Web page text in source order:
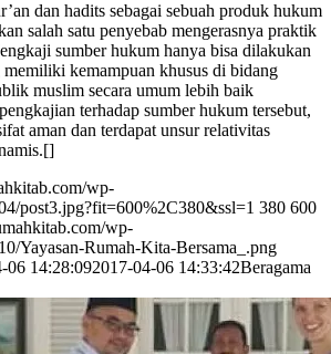
dan hadits sebagai sebuah produk hukum
salah satu penyebab mengerasnya praktik
sumber hukum hanya bisa dilakukan
kemampuan khusus di bidang
muslim secara umum lebih baik
terhadap sumber hukum tersebut,
aman dan terdapat unsur relativitas
wp-
post3.jpg?fit=600%2C380&ssl=1 380 600
wp-
Yayasan-Rumah-Kita-Bersama_.png
06 14:28:092017-04-06 14:33:42Beragama